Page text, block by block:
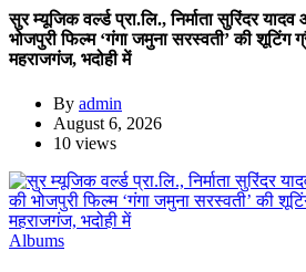
सुर म्यूजिक वर्ल्ड प्रा.लि., निर्माता सुरिंदर
भोजपुरी फिल्म ‘गंगा जमुना सरस्वती’ की
महराजगंज, भदोही में
By admin
August 6, 2026
10 views
Albums